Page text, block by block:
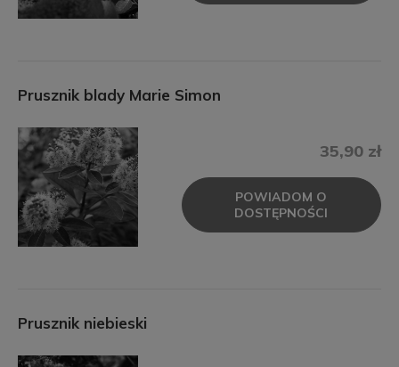
Prusznik blady Marie Simon
35,90 zł
POWIADOM O
DOSTĘPNOŚCI
Prusznik niebieski